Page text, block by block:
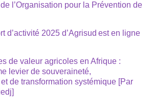
l’Organisation pour la Prévention de
d’activité 2025 d’Agrisud est en ligne
de valeur agricoles en Afrique :
levier de souveraineté,
de transformation systémique [Par